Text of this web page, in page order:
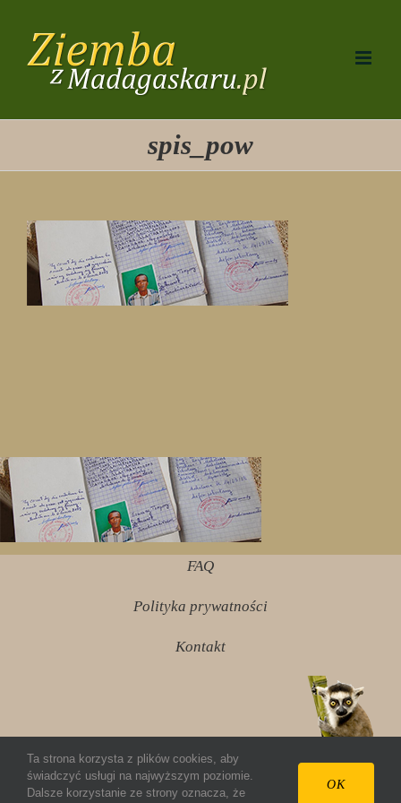
zawartości
spis_pow
FAQ
Polityka prywatności
Kontakt
© 2012 ziembazmadagaskaru.pl Wszelkie prawa
Ta strona korzysta z plików cookies, aby
świadczyć usługi na najwyższym poziomie.
Dalsze korzystanie ze strony oznacza, że
OK